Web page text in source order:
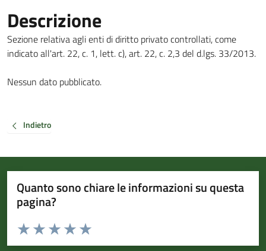
Descrizione
Sezione relativa agli enti di diritto privato controllati, come
indicato all'art. 22, c. 1, lett. c), art. 22, c. 2,3 del d.lgs. 33/2013.
Nessun dato pubblicato.
Indietro
Quanto sono chiare le informazioni su questa
pagina?
Valuta da 1 a 5 stelle la pagina
Valuta 5 stelle su 5
Valuta 4 stelle su 5
Valuta 3 stelle su 5
Valuta 2 stelle su 5
Valuta 1 stelle su 5